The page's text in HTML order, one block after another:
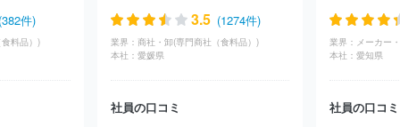
件)
料品）)
3.5 (1274件)
業界： 商社・卸(専門商社（食料品）)
本社： 愛媛県
社員の口コミ
業界：
本社： 愛知県
社員の口コミ